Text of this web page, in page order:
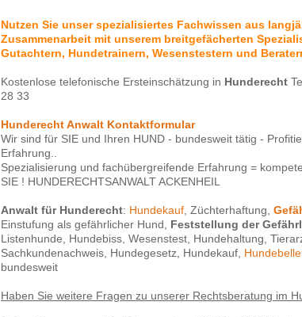
Nutzen Sie unser spezialisiertes Fachwissen aus
Zusammenarbeit mit unserem breitgefächerten
Gutachtern, Hundetrainern, Wesenstestern und
Kostenlose telefonische Ersteinschätzung in Hunderecht
28 33
Hunderecht Anwalt Kontaktformular
Wir sind für SIE und Ihren HUND - bundesweit tätig -
Erfahrung..
Spezialisierung und fachübergreifende Erfahrung =
SIE ! HUNDERECHTSANWALT ACKENHEIL
Anwalt für Hunderecht: Hundekauf , Züchterhaftung,
Einstufung als gefährlicher Hund, Feststellung der
Listenhunde, Hundebiss, Wesenstest, Hundehaltung,
Sachkundenachweis, Hundegesetz, Hundekauf,
bundesweit
Haben Sie weitere Fragen zu unserer Rechtsberatung im